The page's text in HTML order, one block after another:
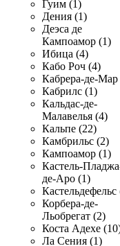
Гуим (1)
Дения (1)
Деэса де
Кампоамор (1)
Ибица (4)
Кабо Роч (4)
Кабрера-де-Мар
Кабрилс (1)
Кальдас-де-
Малавелья (4)
Кальпе (22)
Камбрильс (2)
Кампоамор (1)
Кастель-
де-Аро (1)
Кастельдефельс
Корбера-де-
Льобрегат (2)
Коста Адехе
Ла Сения (1)